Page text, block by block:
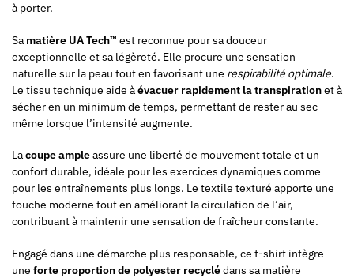
à porter.
Sa matière UA Tech™ est reconnue pour sa douceur
exceptionnelle et sa légèreté. Elle procure une sensation
naturelle sur la peau tout en favorisant une respirabilité optimale.
Le tissu technique aide àévacuer rapidement la transpirationet à
sécher en un minimum de temps, permettant de rester au sec
même lorsque l’intensité augmente.
Lacoupe ampleassure une liberté de mouvement totale et un
confort durable, idéale pour les exercices dynamiques comme
pour les entraînements plus longs. Le textile texturé apporte une
touche moderne tout en améliorant la circulation de l’air,
contribuant à maintenir une sensation de fraîcheur constante.
Engagé dans une démarche plus responsable, ce t-shirt intègre
une forte proportion de polyester recyclédans sa matière